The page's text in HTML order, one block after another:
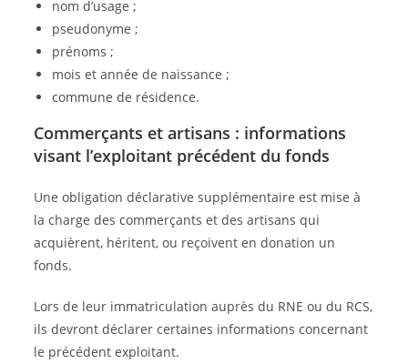
nom d’usage ;
pseudonyme ;
prénoms ;
mois et année de naissance ;
commune de résidence.
Commerçants et artisans : informations
visant l’exploitant précédent du fonds
Une obligation déclarative supplémentaire est mise à
la charge des commerçants et des artisans qui
acquièrent, héritent, ou reçoivent en donation un
fonds.
Lors de leur immatriculation auprès du RNE ou du RCS,
ils devront déclarer certaines informations concernant
le précédent exploitant.